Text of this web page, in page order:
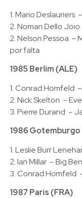
1. Mario Deslauriers
2. Noman Dello
2. Nelson Pessoa –
por falta
1985 Berlim (ALE)
1. Conrad Homfeld
2. Nick Skelton –
3. Pierre Durand –
1986 Gotemburgo
1. Leslie Burr
2. Ian Millar – Big
3. Conrad Homfeld
1987 Paris (FRA)